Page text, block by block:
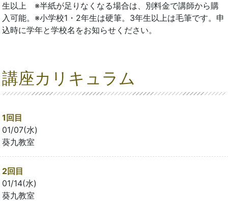
生以上 ※半紙が足りなくなる場合は、別料金で講師から購
入可能。※小学校1・2年生は硬筆。3年生以上は毛筆です。申
込時に学年と学校名をお知らせください。
講座カリキュラム
1回目
01/07(水)
葵九教室
2回目
01/14(水)
葵九教室